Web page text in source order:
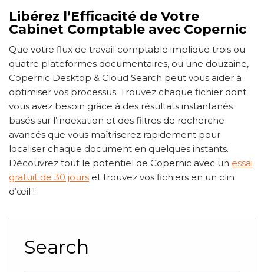
Libérez l’Efficacité de Votre
Cabinet Comptable avec Copernic
Que votre flux de travail comptable implique trois ou
quatre plateformes documentaires, ou une douzaine,
Copernic Desktop & Cloud Search peut vous aider à
optimiser vos processus. Trouvez chaque fichier dont
vous avez besoin grâce à des résultats instantanés
basés sur l’indexation et des filtres de recherche
avancés que vous maîtriserez rapidement pour
localiser chaque document en quelques instants.
Découvrez tout le potentiel de Copernic avec un essai
gratuit de 30 jours et trouvez vos fichiers en un clin
d’œil !
Search